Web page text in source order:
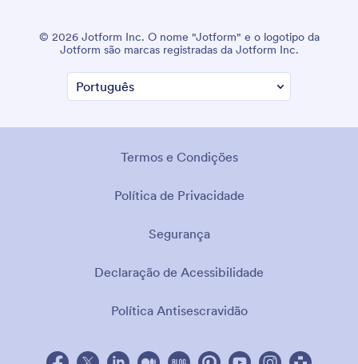
© 2026 Jotform Inc. O nome "Jotform" e o logotipo da
Jotform são marcas registradas da Jotform Inc.
Termos e Condições
Política de Privacidade
Segurança
Declaração de Acessibilidade
Política Antisescravidão